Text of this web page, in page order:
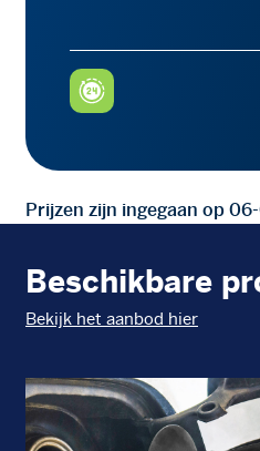
Prijzen zijn ingegaan op
Beschikbare
Bekijk het aanbod hier